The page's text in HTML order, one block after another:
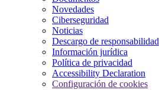
Novedades
Ciberseguridad
Noticias
Descargo de responsabilidad
Información jurídica
Política de privacidad
Accessibility Declaration
Configuración de cookies